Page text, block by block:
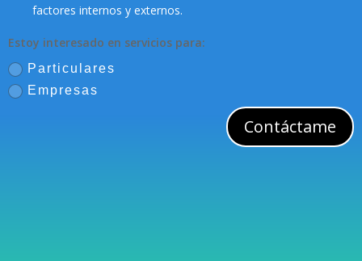
factores internos y externos.
Estoy interesado en servicios para:
Particulares
Empresas
Contáctame